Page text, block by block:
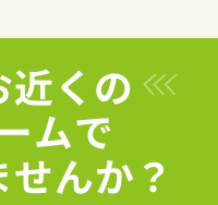
近くの
ムで
んか？